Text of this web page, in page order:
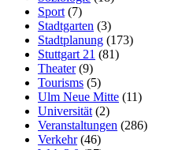
Sport (7)
Stadtgarten (3)
Stadtplanung (173)
Stuttgart 21 (81)
Theater(9)
Tourisms (5)
Ulm Neue Mitte (11)
Universität (2)
Veranstaltungen (286)
Verkehr(46)